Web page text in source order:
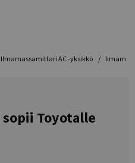
Ilmamassamittari AC -yksikkö
Toyotalle